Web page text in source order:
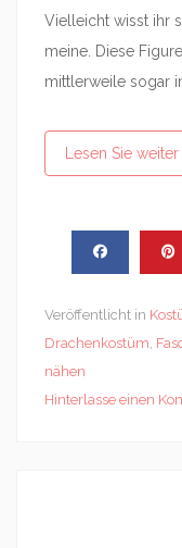
Vielleicht wisst ihr
meine. Diese
mittlerweile sogar
Lesen Sie weiter
Veröffentlicht in
Drachenkostüm,
nähen
Hinterlasse einen